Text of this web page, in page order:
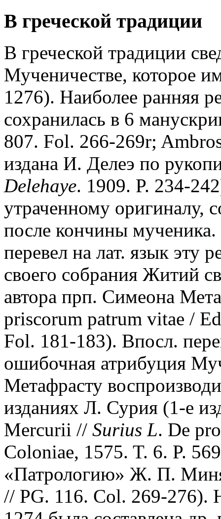
В греческой традиции
В греческой традиции
Мученичестве, которое
1276). Наиболее ранняя
сохранилась в 6
807. Fol. 266-269r;
издана И. Делеэ по
Delehaye. 1909. P. 234-
утраченному оригиналу,
после кончины
перевел на лат. язык эту
своего собрания Житий
автора прп. Симеона
priscorum patrum vitae /
Fol. 181-183). Впосл.
ошибочная атрибуция
Метафрасту
изданиях Л. Сурия (1-е
Mercurii // Surius L. De
Coloniae, 1575. T. 6. P.
«Патрологию» Ж. П.
// PG. 116. Col. 269-276).